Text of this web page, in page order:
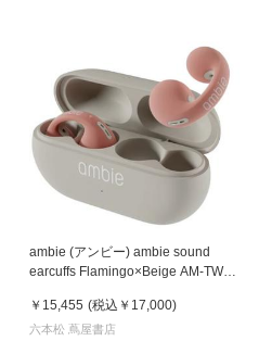
ambie (アンビー) ambie sound
earcuffs Flamingo×Beige AM-TW02
￥15,455 (税込 ￥17,000)
六本松 蔦屋書店